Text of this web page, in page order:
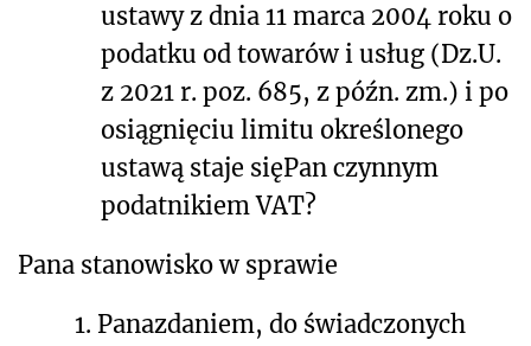
ustawy z dnia 11 marca 2004 roku o
podatku od towarów i usług (Dz.U.
z 2021 r. poz. 685, z późn. zm.) i po
osiągnięciu limitu określonego
ustawą staje sięPan czynnym
podatnikiem VAT?
Pana stanowisko w sprawie
1. Panazdaniem, do świadczonych